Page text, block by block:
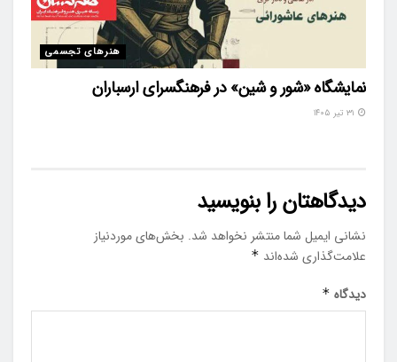
هنرهای تجسمی
نمایشگاه «شور و شین» در فرهنگسرای ارسباران
دیدگاهتان را بنویسید
نشانی ایمیل شما منتشر نخواهد شد. بخش‌های موردنیاز
علامت‌گذاری شده‌اند *
دیدگاه *